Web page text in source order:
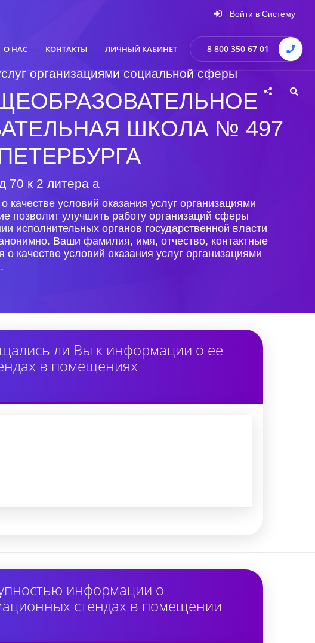
Войти в Систему
О НАС КОНТАКТЫ ЛИЧНЫЙ КАБИНЕТ 8 800 350 67 01
организациями социальной сферы
ШКОЛА № 497
70 к 2 литера а
условий оказания услуг организациями
позволит улучшить работу организаций сферы
исполнительных органов государственной власти
Ваши фамилия, имя, отчество, контактные
качестве условий оказания услуг организациями
ли Вы к информации о ее
в помещениях
информации о
стендах в помещении